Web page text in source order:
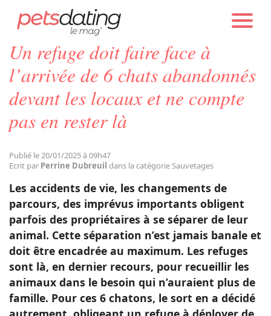
Chien
Chat
Tops
Sauvetages
Conso
PETS DATING ACTUALITÉS SAUVETAGES
Un refuge doit faire face à
l’arrivée de 6 chats abandonnés
devant les locaux et ne compte
pas en rester là
Publié le 20/01/2025 à 09h47
Ecrit par Perrine Dubreuil dans la catégorie Sauvetages
Les accidents de vie, les changements de
parcours, des imprévus importants obligent
parfois des propriétaires à se séparer de leur
animal. Cette séparation n’est jamais banale et
doit être encadrée au maximum. Les refuges
sont là, en dernier recours, pour recueillir les
animaux dans le besoin qui n’auraient plus de
famille. Pour ces 6 chatons, le sort en a décidé